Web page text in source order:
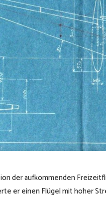
der aufkommenden
er einen Flügel mit hoher